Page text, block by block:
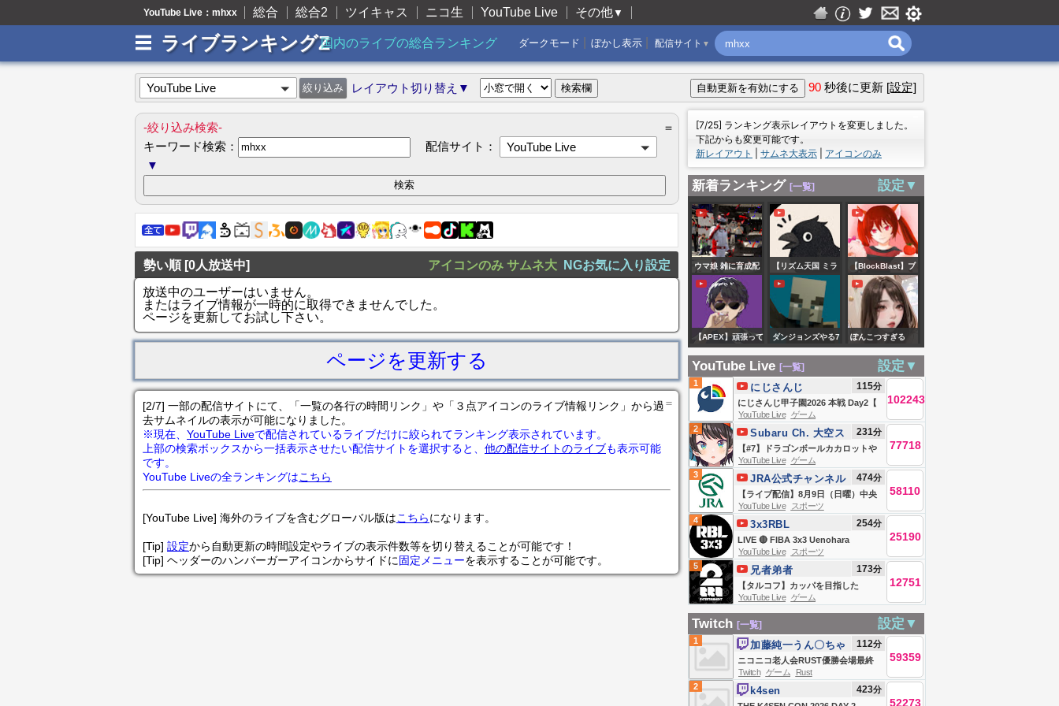
YouTube Live：mhxx 総合 総合2 ツイキャス ニコ生 YouTube Live その他▼
ライブランキングZ国内のライブの総合ランキング 配信サイト ▼
ぼかし表示
ダークモード
YouTube Live レイアウト切り替え▼ 90 秒後に更新 [設定]
-絞り込み検索-
＝
キーワード検索：
配信サイト：
YouTube Live
▼
勢い順 [0人放送中] アイコンのみ サムネ大
NGお気に入り設定
放送中のユーザーはいません。
またはライブ情報が一時的に取得できませんでした。
ページを更新してお試し下さい。
ページを更新する
＝
[2/7] 一部の配信サイトにて、「一覧の各行の時間リンク」や「３点アイコンのライブ情報リンク」から過
去サムネイルの表示が可能になりました。
※現在、 YouTube Liveで配信されているライブだけに絞られてランキング表示されています。
上部の検索ボックスから一括表示させたい配信サイトを選択すると、 他の配信サイトのライブも表示可能
です。
YouTube Liveの全ランキングはこちら
[YouTube Live] 海外のライブを含むグローバル版はこちらになります。
[Tip] 設定から自動更新の時間設定やライブの表示件数等を切り替えることが可能です！
[Tip] ヘッダーのハンバーガーアイコンからサイドに固定メニューを表示することが可能です。
[7/25] ランキング表示レイアウトを変更しました。
下記からも変更可能です。
新レイアウト
サムネ大表示 アイコンのみ
新着ランキング [一覧] 設定▼
ウマ娘 雑に育成配
信
【リズム天国 ミラ
クルスターズ】#3
リズム感0の男が完
全初見プレイ
【BlockBlast】ブ
ロブラ５分勝負！
【#BlockBlast #ブ
ロックブラスト
#HungryStudio
#shorts
#shortfeed
#games #縦型配信
#配信 #ゲーム】
【APEX】頑張って
シルバーまで上げ
ダンジョンズやる7 ぽんこつすぎる
apex カスタムメン
バー募集中！主は
オブザーバーだか
YouTube Live [一覧] 設定▼
1
にじさんじ甲子園2026 本戦 Day2【
#にじ甲2026_Day2 】
にじさんじ 115分
102243
YouTube Live ゲーム
2
【#7】ドラゴンボールカカロットや
るしゅばああああああああああああ
ああああああああああああああ
あ！！！！！！【ホロライブ/大空ス
バル】
Subaru Ch. 大空ス
バル
231分
77718
YouTube Live ゲーム
3
【ライブ配信】8月9日（日曜）中央
競馬全レース中継（新潟・中京・札
幌）
JRA公式チャンネル 474分
58110
YouTube Live
スポーツ
4
LIVE 🔴 FIBA 3x3 Uenohara
Challenger 2026 | Qualifier for
Debrecen Masters | Finals
3x3RBL 254分
25190
YouTube Live
スポーツ
5
【タルコフ】カッパを目指した
い！？！？【弟者】
兄者弟者 173分
12751
YouTube Live ゲーム
Twitch [一覧] 設定▼
1
ニコニコ老人会RUST優勝会場最終
日
加藤純一うん〇ちゃ
ん
112分
59359
Twitch ゲーム
Rust
2
k4sen 423分
52273